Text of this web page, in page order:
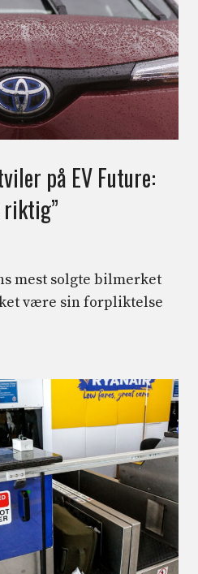
på EV Future:
riktig”
mest solgte bilmerket
være sin forpliktelse